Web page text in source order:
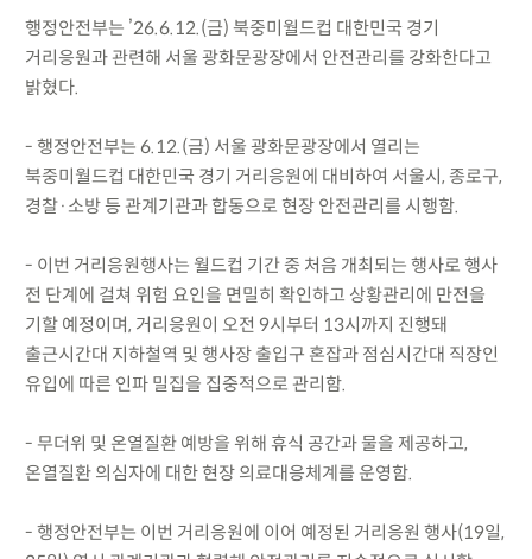
행정안전부는 ’26.6.12.(금) 북중미월드컵 대한민국 경기
거리응원과 관련해 서울 광화문광장에서 안전관리를 강화한다고
밝혔다.
- 행정안전부는 6.12.(금) 서울 광화문광장에서 열리는
북중미월드컵 대한민국 경기 거리응원에 대비하여 서울시, 종로구,
경찰·소방 등 관계기관과 합동으로 현장 안전관리를 시행함.
- 이번 거리응원행사는 월드컵 기간 중 처음 개최되는 행사로 행사
전 단계에 걸쳐 위험 요인을 면밀히 확인하고 상황관리에 만전을
기할 예정이며, 거리응원이 오전 9시부터 13시까지 진행돼
출근시간대 지하철역 및 행사장 출입구 혼잡과 점심시간대 직장인
유입에 따른 인파 밀집을 집중적으로 관리함.
- 무더위 및 온열질환 예방을 위해 휴식 공간과 물을 제공하고,
온열질환 의심자에 대한 현장 의료대응체계를 운영함.
- 행정안전부는 이번 거리응원에 이어 예정된 거리응원 행사(19일,